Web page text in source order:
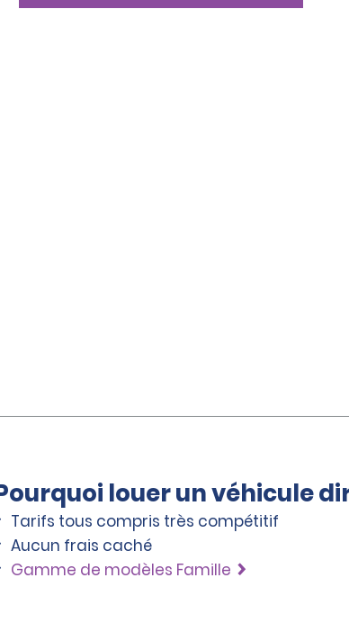
louer un véhicule
Tarifs tous compris très compétitif
Aucun frais caché
Gamme de modèles Famille